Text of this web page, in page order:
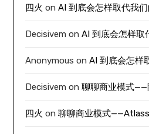
四火 onAI 到底会怎样取代我
Decisivem onAI 到底会怎样取
Anonymous onAI 到底会怎样
Decisivem on聊聊商业模式——
四火 on聊聊商业模式